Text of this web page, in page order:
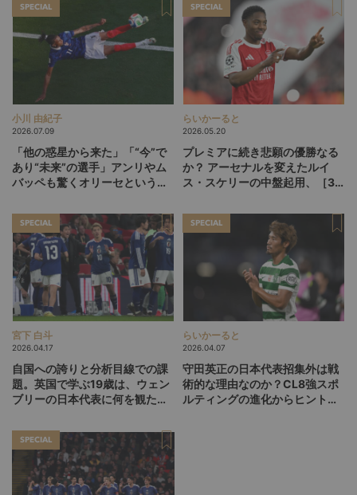
SPECIAL
小川 由紀子
2026.07.09
「他の惑星から来た」「“今”で
あり“未来”の選手」アンリやム
バッペも驚くオリーセというフ
SPECIAL
らいかーると
2026.05.20
プレミアに続き悲願の優勝なる
か？ アーセナルを変えたルイ
ス・スケリーの中盤起用、［3-
肢
SPECIAL
宮下 白斗
2026.04.17
自国への誇りと分析目線での課
題。英国で学ぶ19歳は、ウェン
ブリーの日本代表に何を観た
SPECIAL
らいかーると
2026.04.07
守田英正の日本代表招集外は戦
術的な理由なのか？CL8強スポ
ルティングの進化からヒントを
SPECIAL